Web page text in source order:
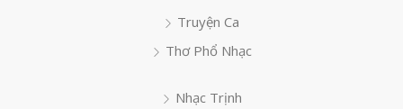
Truyện Ca
Thơ Phổ Nhạc
Nhạc Trịnh